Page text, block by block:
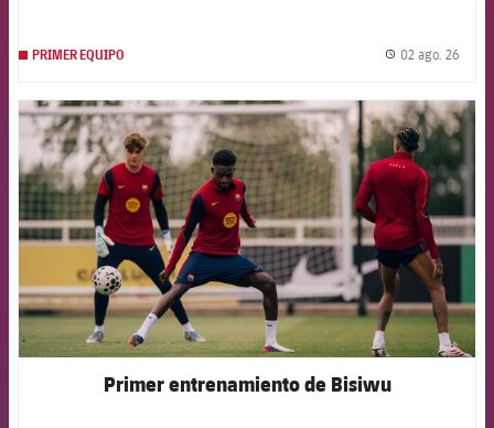
PRIMER EQUIPO 02 ago. 26
FCB Barcelona badge
Primer entrenamiento de Bisiwu